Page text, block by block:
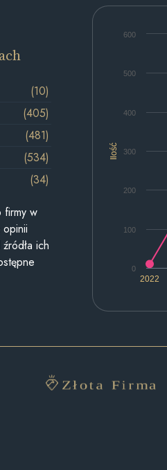
Ilość
2022
0
100
200
300
400
500
600
(10)
(405)
(481)
(534)
(34)
firmy w
ich